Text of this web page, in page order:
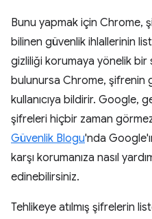
Bunu yapmak için Chrome,
bilinen güvenlik ihlallerinin
gizliliği korumaya yönelik bir
bulunursa Chrome, şifrenin
kullanıcıya bildirir. Google,
şifreleri hiçbir zaman
Güvenlik Blogu'nda
karşı korumanıza nasıl
edinebilirsiniz.
Tehlikeye atılmış şifrelerin